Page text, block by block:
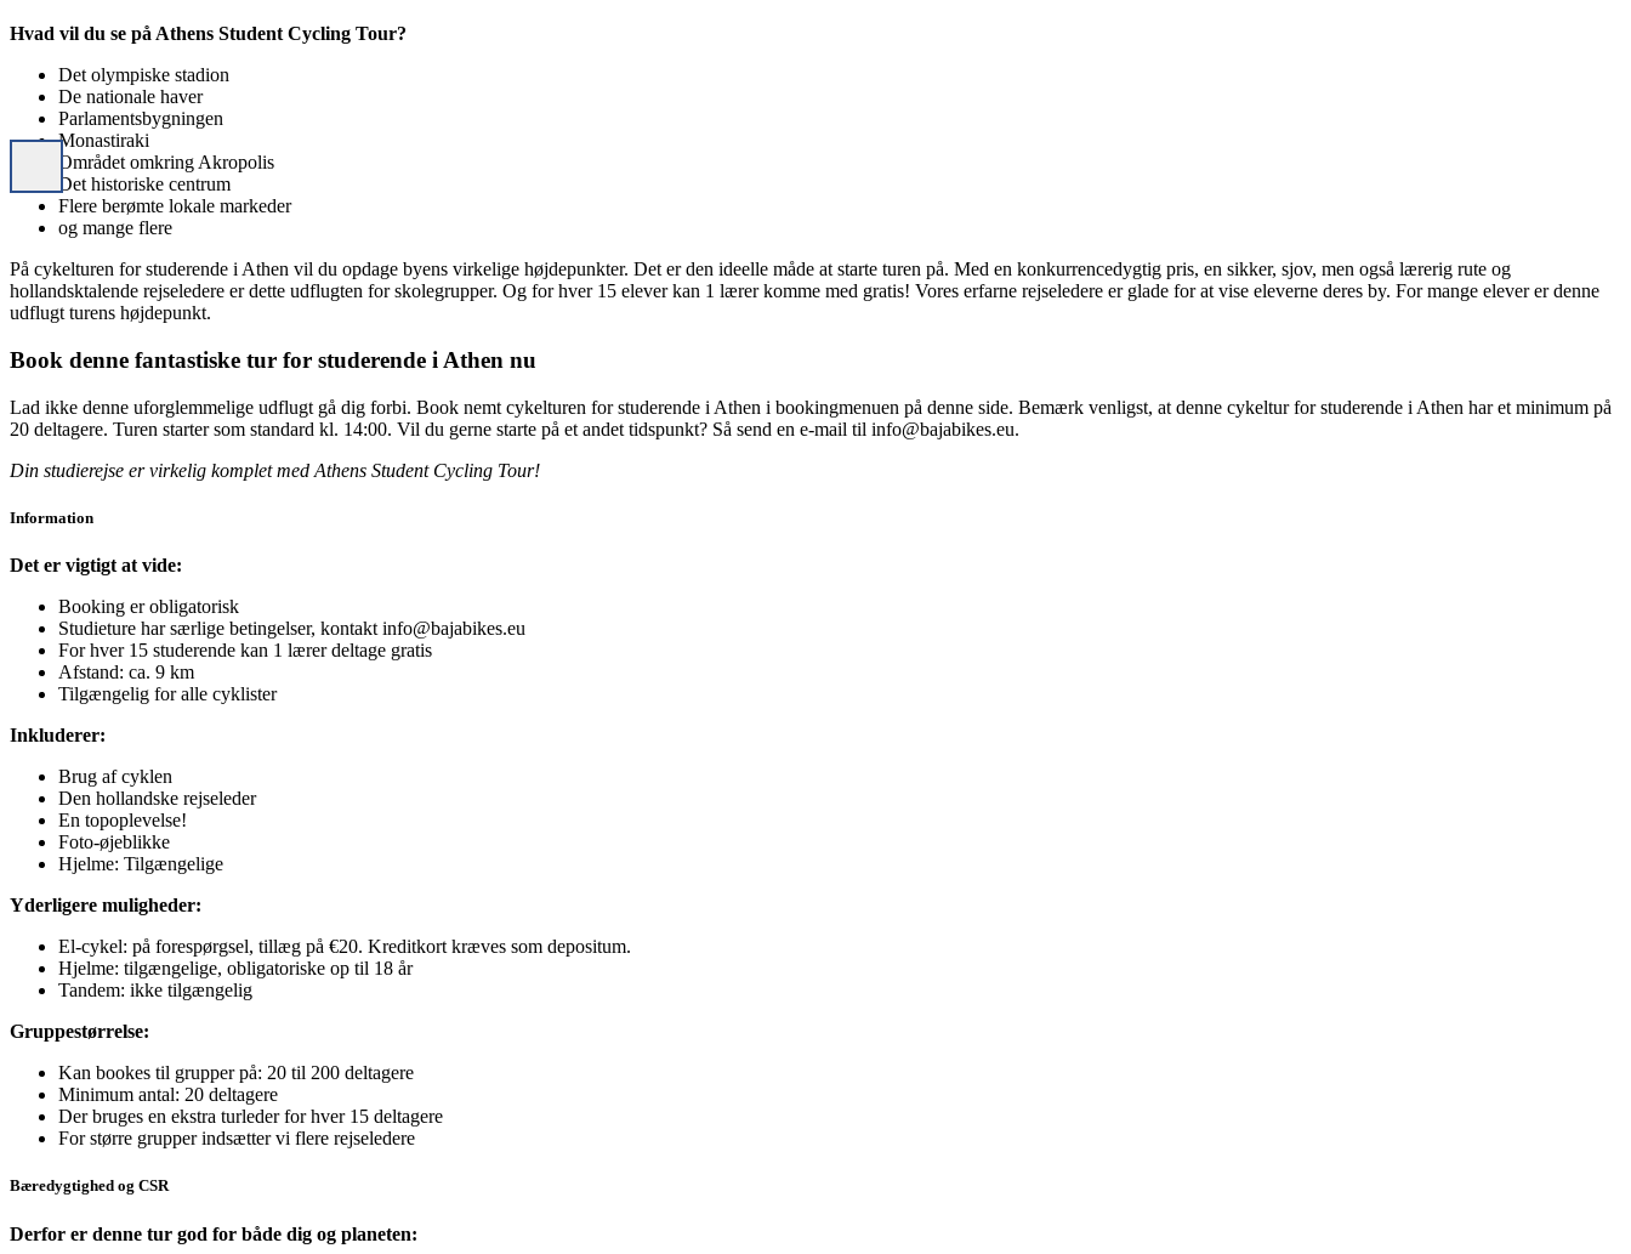
Hvad vil du se på Athens Student Cycling Tour?
Det olympiske stadion
De nationale haver
Parlamentsbygningen
Monastiraki
Området omkring Akropolis
Det historiske centrum
Flere berømte lokale markeder
og mange flere
På cykelturen for studerende i Athen vil du opdage byens virkelige højdepunkter. Det er den ideelle måde at starte turen på. Med en konkurrencedygtig pris, en sikker, sjov, men også lærerig rute og
hollandsktalende rejseledere er dette udflugten for skolegrupper. Og for hver 15 elever kan 1 lærer komme med gratis! Vores erfarne rejseledere er glade for at vise eleverne deres by. For mange elever er denne
udflugt turens højdepunkt.
Book denne fantastiske tur for studerende i Athen nu
Lad ikke denne uforglemmelige udflugt gå dig forbi. Book nemt cykelturen for studerende i Athen i bookingmenuen på denne side. Bemærk venligst, at denne cykeltur for studerende i Athen har et minimum på
20 deltagere. Turen starter som standard kl. 14:00. Vil du gerne starte på et andet tidspunkt? Så send en e-mail til info@bajabikes.eu.
Din studierejse er virkelig komplet med Athens Student Cycling Tour!
Information
Det er vigtigt at vide:
Booking er obligatorisk
Studieture har særlige betingelser, kontakt info@bajabikes.eu
For hver 15 studerende kan 1 lærer deltage gratis
Afstand: ca. 9 km
Tilgængelig for alle cyklister
Inkluderer:
Brug af cyklen
Den hollandske rejseleder
En topoplevelse!
Foto-øjeblikke
Hjelme: Tilgængelige
Yderligere muligheder:
El-cykel: på forespørgsel, tillæg på €20. Kreditkort kræves som depositum.
Hjelme: tilgængelige, obligatoriske op til 18 år
Tandem: ikke tilgængelig
Gruppestørrelse:
Kan bookes til grupper på: 20 til 200 deltagere
Minimum antal: 20 deltagere
Der bruges en ekstra turleder for hver 15 deltagere
For større grupper indsætter vi flere rejseledere
Bæredygtighed og CSR
Derfor er denne tur god for både dig og planeten: